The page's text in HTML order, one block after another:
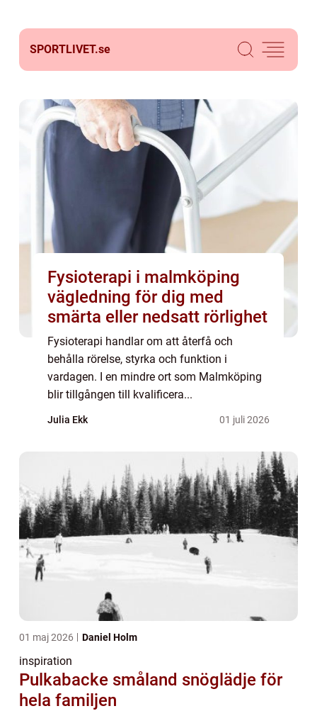
SPORTLIVET.se
Fysioterapi i malmköping
vägledning för dig med
smärta eller nedsatt rörlighet
Fysioterapi handlar om att återfå och
behålla rörelse, styrka och funktion i
vardagen. I en mindre ort som Malmköping
blir tillgången till kvalificera...
Julia Ekk 01 juli 2026
01 maj 2026 Daniel Holm
inspiration
Pulkabacke småland snöglädje för
hela familjen